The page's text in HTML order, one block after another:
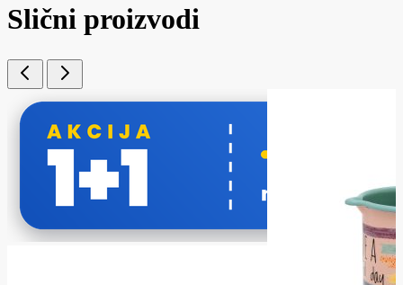
Slični proizvodi